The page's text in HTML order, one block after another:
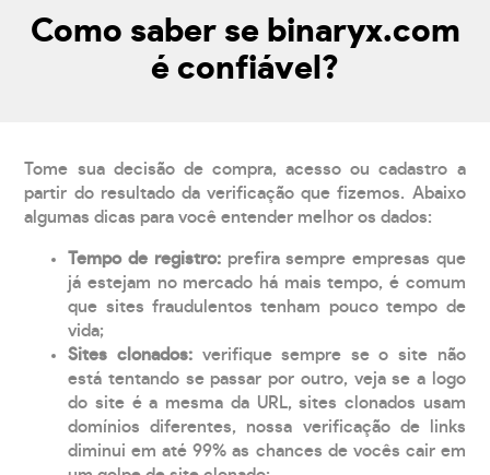
Como saber se binaryx.com
é confiável?
Tome sua decisão de compra, acesso ou cadastro a
partir do resultado da verificação que fizemos. Abaixo
algumas dicas para você entender melhor os dados:
Tempo de registro: prefira sempre empresas que
já estejam no mercado há mais tempo, é comum
que sites fraudulentos tenham pouco tempo de
vida;
Sites clonados: verifique sempre se o site não
está tentando se passar por outro, veja se a logo
do site é a mesma da URL, sites clonados usam
domínios diferentes, nossa verificação de links
diminui em até 99% as chances de vocês cair em